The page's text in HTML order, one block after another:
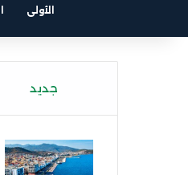
الأولى
جديد